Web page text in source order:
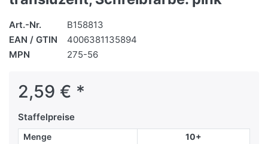
Art.-Nr.
B158813
EAN / GTIN
4006381135894
MPN
275-56
2,59 € *
Staffelpreise
Menge
10+